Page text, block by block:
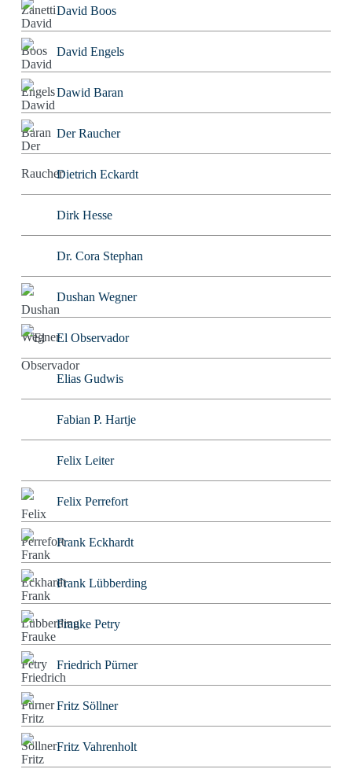
David Boos
David Engels
Dawid Baran
Der Raucher
Dietrich Eckardt
Dirk Hesse
Dr. Cora Stephan
Dushan Wegner
El Observador
Elias Gudwis
Fabian P. Hartje
Felix Leiter
Felix Perrefort
Frank Eckhardt
Frank Lübberding
Frauke Petry
Friedrich Pürner
Fritz Söllner
Fritz Vahrenholt